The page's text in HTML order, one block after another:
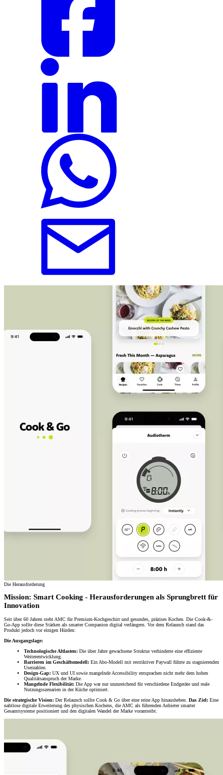
Die Herausforderung
Mission: Smart Cooking - Herausforderungen als Sprungbrett für
Innovation
Seit über 60 Jahren steht AMC für Premium-Kochgeschirr und gesundes, präzises Kochen. Die Cook-&-
Go-App sollte diese Stärken als smarter Companion digital verlängern. Vor dem Relaunch stand das
Produkt jedoch vor einigen Hürden:
Die Ausgangslage:
Technologische Altlasten: Die über Jahre gewachsene Struktur verhinderte eine effiziente
Weiterentwicklung.
Barrieren im Geschäftsmodell: Ein Abo-Modell mit restriktiver Paywall führte zu stagnierenden
Userzahlen.
Design-Gap: UX und UI sowie mangelnde Accessibility entsprachen nicht mehr dem hohen
Qualitätsanspruch der Marke.
Mangelnde Flexibilität: Die App war nur unzureichend für verschiedene Endgeräte und reale
Nutzungsszenarien in der Küche optimiert.
Die strategische Vision: Der Relaunch sollte Cook & Go über eine reine App hinausheben. Das Ziel: Eine
nahtlose digitale Erweiterung des physischen Kochens, die AMC als führenden Anbieter smarter
Gesamtsysteme positioniert und den digitalen Wandel der Marke vorantreibt.